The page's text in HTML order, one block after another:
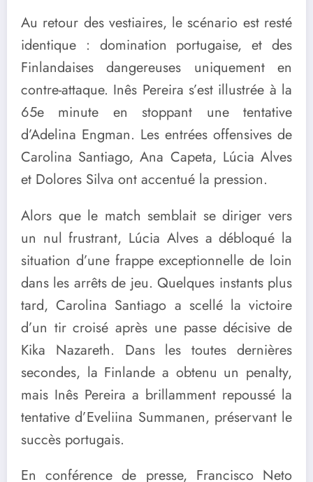
Au retour des vestiaires, le scénario est resté
identique : domination portugaise, et des
Finlandaises dangereuses uniquement en
contre-attaque. Inês Pereira s’est illustrée à la
65e minute en stoppant une tentative
d’Adelina Engman. Les entrées offensives de
Carolina Santiago, Ana Capeta, Lúcia Alves
et Dolores Silva ont accentué la pression.
Alors que le match semblait se diriger vers
un nul frustrant, Lúcia Alves a débloqué la
situation d’une frappe exceptionnelle de loin
dans les arrêts de jeu. Quelques instants plus
tard, Carolina Santiago a scellé la victoire
d’un tir croisé après une passe décisive de
Kika Nazareth. Dans les toutes dernières
secondes, la Finlande a obtenu un penalty,
mais Inês Pereira a brillamment repoussé la
tentative d’Eveliina Summanen, préservant le
succès portugais.
En conférence de presse, Francisco Neto